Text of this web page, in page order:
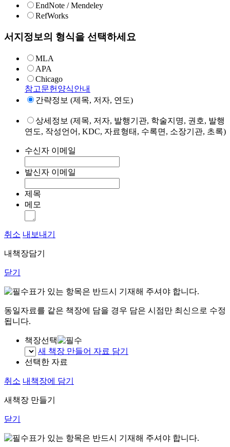
EndNote / Mendeley
RefWorks
서지정보의 형식을 선택하세요
MLA
APA
Chicago
참고문헌양식안내
간략정보 (제목, 저자, 연도)
상세정보 (제목, 저자, 발행기관, 학술지명, 권호, 발행
연도, 작성언어, KDC, 자료형태, 수록면, 소장기관, 초록)
수신자 이메일
발신자 이메일
제목
메모
취소 내보내기
내책장담기
닫기
표가 있는 항목은 반드시 기재해 주셔야 합니다.
동일자료를 같은 책장에 담을 경우 담은 시점만 최신으로 수정
됩니다.
책장선택
새 책장 만들어 자료 담기
선택한 자료
취소 내책장에 담기
새책장 만들기
닫기
표가 있는 항목은 반드시 기재해 주셔야 합니다.